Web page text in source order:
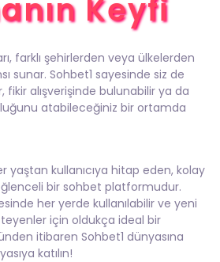
Keyfi
farklı şehirlerden veya ülkelerden
sunar. Sohbet1 sayesinde siz de
fikir alışverişinde bulunabilir ya da
atabileceğiniz bir ortamda
yaştan kullanıcıya hitap eden, kolay
bir sohbet platformudur.
her yerde kullanılabilir ve yeni
için oldukça ideal bir
itibaren Sohbet1 dünyasına
katılın!